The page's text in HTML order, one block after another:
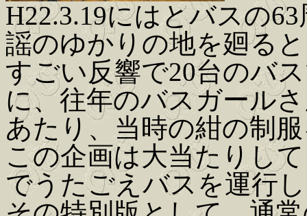
H22.3.19にはとバスの
謡のゆかりの地を廻る
すごい反響で20台のバ
に、往年のバスガール
あたり、当時の紺の制
この企画は大当たりし
でうたごえバスを運行